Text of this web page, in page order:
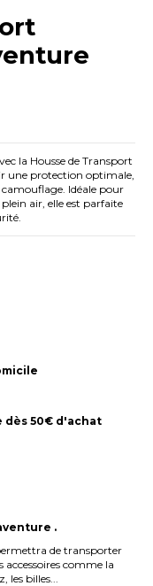
la Housse de Transport
une protection optimale,
Idéale pour
air, elle est parfaite
50€ d'achat
.
de transporter
accessoires comme la
billes...